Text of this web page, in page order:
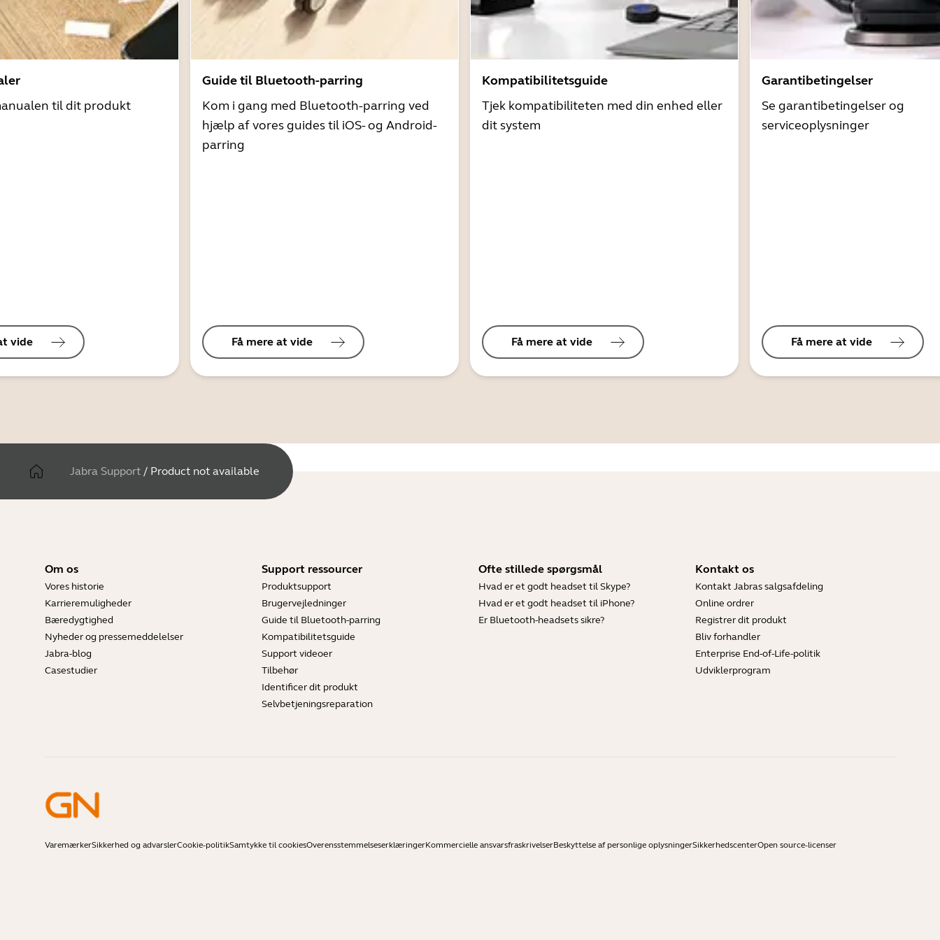
til dit produkt
vide
Guide til Bluetooth-parring
Kom i gang med Bluetooth-parring ved
hjælp af vores guides til iOS- og Android-
parring
Få mere at vide
Kompatibilitetsguide
Tjek kompatibiliteten med din enhed eller
dit system
Få mere at vide
Garantibetingelser
Se garantibetingelser og
serviceoplysninger
Få mere at vide
Jabra Support / Product not available
Om os
Vores historie
Karrieremuligheder
Bæredygtighed
Nyheder og pressemeddelelser
Jabra-blog
Casestudier
Support ressourcer
Produktsupport
Brugervejledninger
Guide til Bluetooth-parring
Kompatibilitetsguide
Support videoer
Tilbehør
Identificer dit produkt
Selvbetjeningsreparation
Ofte stillede spørgsmål
Hvad er et godt headset til Skype?
Hvad er et godt headset til iPhone?
Er Bluetooth-headsets sikre?
Kontakt os
Kontakt Jabras salgsafdeling
Online ordrer
Registrer dit produkt
Bliv forhandler
Enterprise End-of-Life-politik
Udviklerprogram
VaremærkerSikkerhed og advarslerCookie-politikSamtykke til cookiesOverensstemmelseserklæringerKommercielle ansvarsfraskrivelserBeskyttelse af personlige oplysningerSikkerhedscenterOpen source-licenser